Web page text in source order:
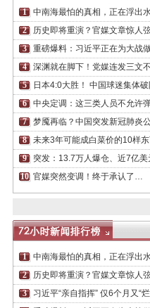
中南海最怕的真相，正在浮出
历史即将重演？官媒文章惊人
重磅爆料：习近平正在为大战
深渊就在脚下！党媒连发三文
日本4:0大胜！ 中国球迷集体
中央定调：这三类人员不允许
梦魇再临？中国突发新冠肺炎
未来3年可能成白菜价的10样
突发：13.7万人爆仓、近7亿
官媒突然变调！终于承认了…
中南海最怕的真相，正在浮出
历史即将重演？官媒文章惊人
习近平“亲自指挥” 仅6个月又“烂